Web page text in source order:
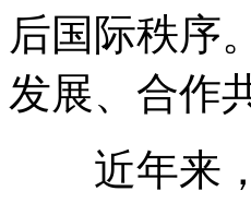
后国际秩序
发展、合作
近年来，